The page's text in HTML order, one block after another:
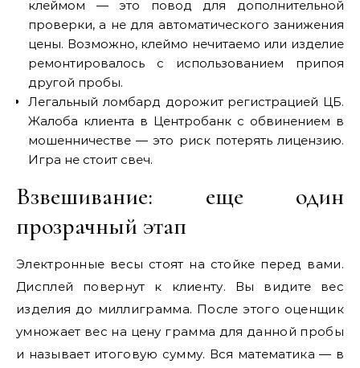
клеймом — это повод для дополнительной
проверки, а не для автоматического занижения
цены. Возможно, клеймо нечитаемо или изделие
ремонтировалось с использованием припоя
другой пробы.
Легальный ломбард дорожит регистрацией ЦБ.
Жалоба клиента в Центробанк с обвинением в
мошенничестве — это риск потерять лицензию.
Игра не стоит свеч.
Взвешивание: еще один
прозрачный этап
Электронные весы стоят на стойке перед вами.
Дисплей повернут к клиенту. Вы видите вес
изделия до миллиграмма. После этого оценщик
умножает вес на цену грамма для данной пробы
и называет итоговую сумму. Вся математика — в